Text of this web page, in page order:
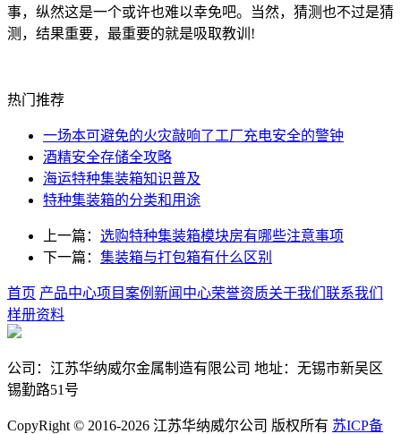
事，纵然这是一个或许也难以幸免吧。当然，猜测也不过是猜
测，结果重要，最重要的就是吸取教训!
热门推荐
一场本可避免的火灾敲响了工厂充电安全的警钟
酒精安全存储全攻略
海运特种集装箱知识普及
特种集装箱的分类和用途
上一篇： 选购特种集装箱模块房有哪些注意事项
下一篇： 集装箱与打包箱有什么区别
首页 产品中心项目案例 新闻中心荣誉资质关于我们 联系我们
样册资料
公司：江苏华纳威尔金属制造有限公司 地址：无锡市新吴区
锡勤路51号
CopyRight © 2016-2026 江苏华纳威尔公司 版权所有 苏ICP备